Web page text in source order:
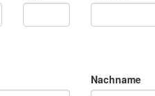
Nachname